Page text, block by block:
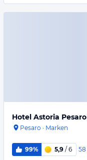
Hotel Astoria Pesaro
Pesaro · Marken
99% 5,9 / 6 58